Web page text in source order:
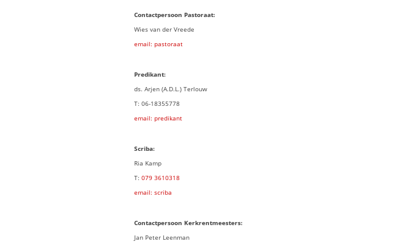
Contactpersoon Pastoraat:
Wies van der Vreede
email: pastoraat
Predikant:
ds. Arjen (A.D.L.) Terlouw
T: 06-18355778
email: predikant
Scriba:
Ria Kamp
T: 079 3610318
email: scriba
Contactpersoon Kerkrentmeesters:
Jan Peter Leenman